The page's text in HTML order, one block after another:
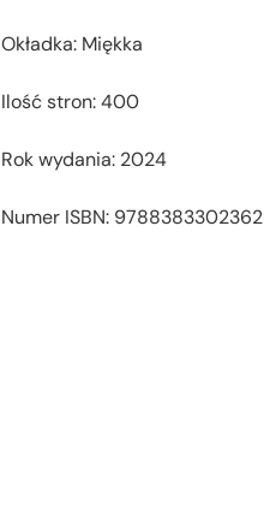
Okładka: Miękka
Ilość stron: 400
Rok wydania: 2024
Numer ISBN: 9788383302362